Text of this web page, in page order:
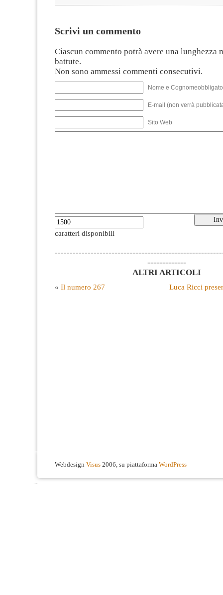
Scrivi un commento
Ciascun commento potrà avere una lunghezza
battute.
Non sono ammessi commenti consecutivi.
Nome e
E-mail (non verrà
Sito Web
caratteri disponibili
-------------
ALTRI ARTICOLI
« Il numero 267 Luca Ricci
Webdesign Visus 2006, su piattaforma WordPress